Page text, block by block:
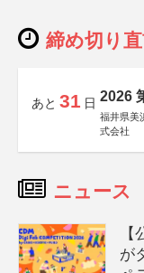
締め切り
あと 31 日 2026
福井県美
式会社
ニュース
が